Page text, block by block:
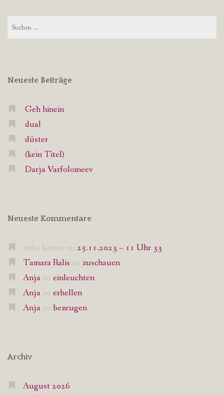
nach:
Neueste Beiträge
Geh hinein
dual
düster
(kein Titel)
Darja Varfolomeev
Neueste Kommentare
erika kenter zu 25.11.2023 – 11 Uhr 33
Tamara Ralis zu zuschauen
Anja zu einleuchten
Anja zu erhellen
Anja zu bezeugen
Archiv
August 2026